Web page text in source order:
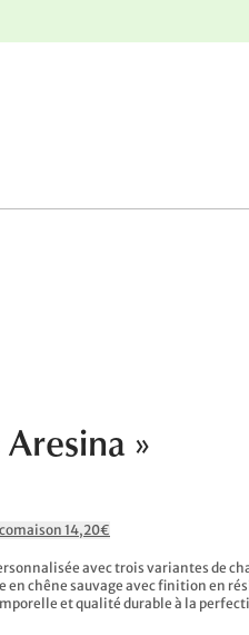
Aresina »
14,20€
avec trois variantes de
en chêne sauvage avec finition en
et qualité durable à la